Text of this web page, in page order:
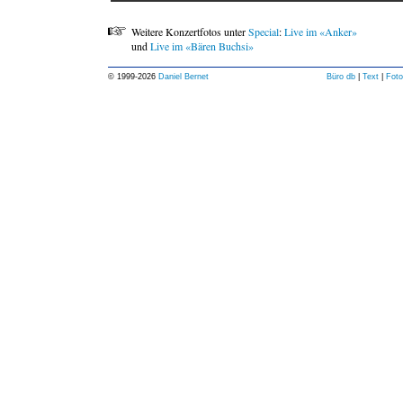
Weitere Konzertfotos unterSpecial:Live im «Anker»
undLive im «Bären Buchsi»
© 1999-2026 Daniel Bernet Büro db Text Foto